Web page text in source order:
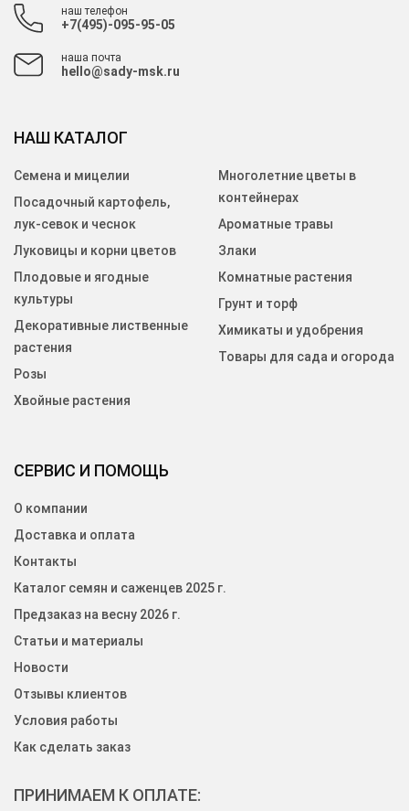
наш телефон
+7(495)-095-95-05
наша почта
hello@sady-msk.ru
СЕРВИС И ПОМОЩЬ
О компании
Доставка и оплата
Контакты
Каталог семян и саженцев 2025 г.
Предзаказ на весну 2026 г.
Статьи и материалы
Новости
Отзывы клиентов
Условия работы
Как сделать заказ
НАШ КАТАЛОГ
Семена и мицелии
Посадочный картофель,
лук-севок и чеснок
Луковицы и корни цветов
Плодовые и ягодные
культуры
Декоративные лиственные
растения
Розы
Хвойные растения
Многолетние цветы в
контейнерах
Ароматные травы
Злаки
Комнатные растения
Грунт и торф
Химикаты и удобрения
Товары для сада и огорода
ПРИНИМАЕМ К ОПЛАТЕ: